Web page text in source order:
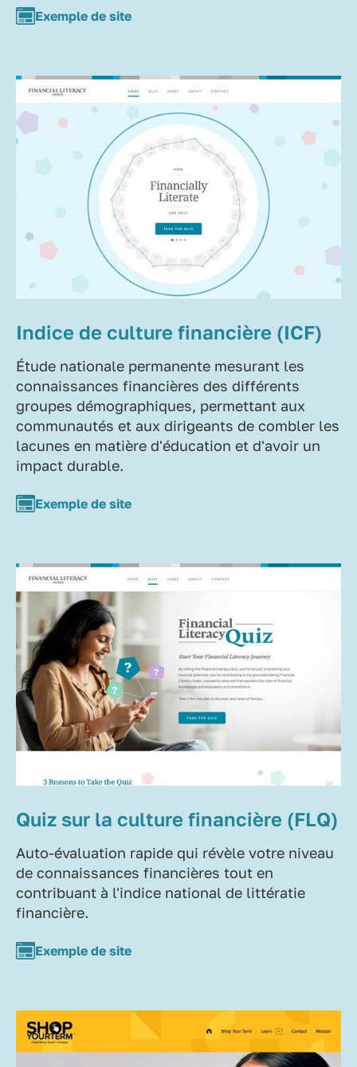
Exemple de site
Indice de culture financière (ICF)
Étude nationale permanente mesurant les
connaissances financières des différents
groupes démographiques, permettant aux
communautés et aux dirigeants de combler les
lacunes en matière d'éducation et d'avoir un
impact durable.
Exemple de site
Quiz sur la culture financière (FLQ)
Auto-évaluation rapide qui révèle votre niveau
de connaissances financières tout en
contribuant à l'indice national de littératie
financière.
Exemple de site